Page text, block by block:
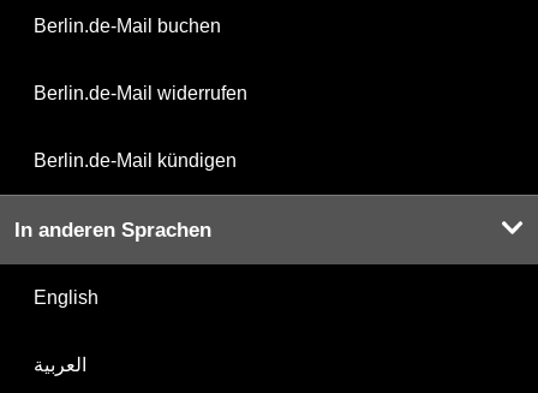
Berlin.de-Mail buchen
Berlin.de-Mail widerrufen
Berlin.de-Mail kündigen
In anderen Sprachen
English
العربية